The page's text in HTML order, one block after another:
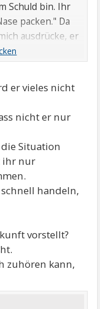
Schuld bin. Ihr
packen." Da
ausdrücke, er
er vieles nicht
nicht er nur
Situation
ihr nur
handeln,
vorstellt?
zuhören kann,